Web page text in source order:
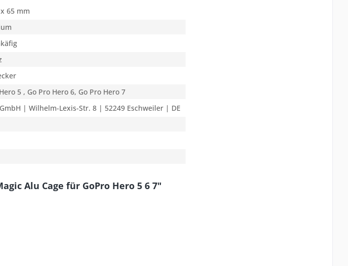
65 mm
5 , Go Pro Hero 6, Go Pro Hero 7
| Wilhelm-Lexis-Str. 8 | 52249 Eschweiler | DE
Alu Cage für GoPro Hero 5 6 7"